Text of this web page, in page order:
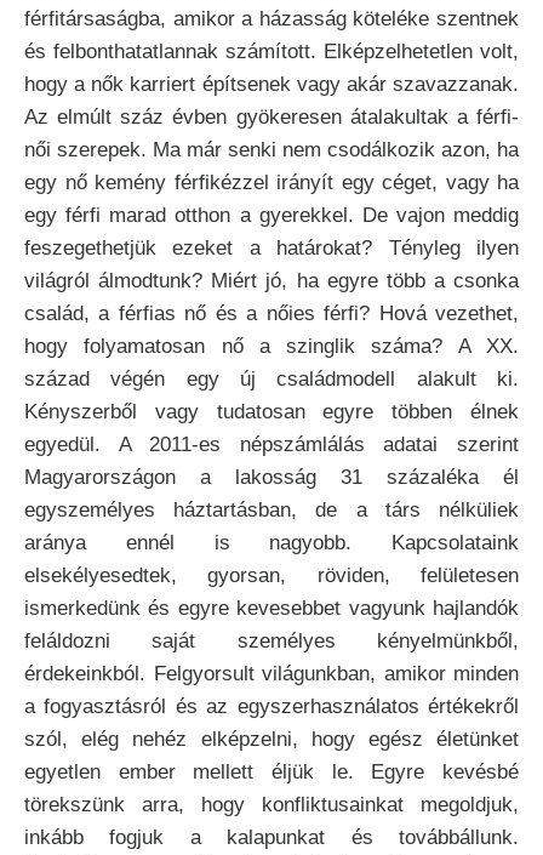
férfitársaságba, amikor a házasság köteléke szentnek
és felbonthatatlannak számított. Elképzelhetetlen volt,
hogy a nők karriert építsenek vagy akár szavazzanak.
Az elmúlt száz évben gyökeresen átalakultak a férfi-
női szerepek. Ma már senki nem csodálkozik azon, ha
egy nő kemény férfikézzel irányít egy céget, vagy ha
egy férfi marad otthon a gyerekkel. De vajon meddig
feszegethetjük ezeket a határokat? Tényleg ilyen
világról álmodtunk? Miért jó, ha egyre több a csonka
család, a férfias nő és a nőies férfi? Hová vezethet,
hogy folyamatosan nő a szinglik száma? A XX.
század végén egy új családmodell alakult ki.
Kényszerből vagy tudatosan egyre többen élnek
egyedül. A 2011-es népszámlálás adatai szerint
Magyarországon a lakosság 31 százaléka él
egyszemélyes háztartásban, de a társ nélküliek
aránya ennél is nagyobb. Kapcsolataink
elsekélyesedtek, gyorsan, röviden, felületesen
ismerkedünk és egyre kevesebbet vagyunk hajlandók
feláldozni saját személyes kényelmünkből,
érdekeinkból. Felgyorsult világunkban, amikor minden
a fogyasztásról és az egyszerhasználatos értékekről
szól, elég nehéz elképzelni, hogy egész életünket
egyetlen ember mellett éljük le. Egyre kevésbé
törekszünk arra, hogy konfliktusainkat megoldjuk,
inkább fogjuk a kalapunkat és továbbállunk.